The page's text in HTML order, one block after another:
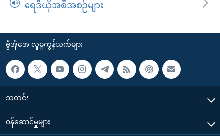
ရေဒီယိုအစီအစဉ်များ
ဗွီအိုအေ လူမှုကွန်ယက်များ
သတင်း
၀န်ဆောင်မှုများ